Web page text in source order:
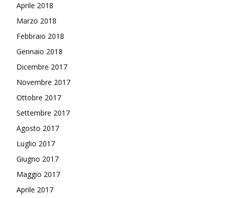
Aprile 2018
Marzo 2018
Febbraio 2018
Gennaio 2018
Dicembre 2017
Novembre 2017
Ottobre 2017
Settembre 2017
Agosto 2017
Luglio 2017
Giugno 2017
Maggio 2017
Aprile 2017